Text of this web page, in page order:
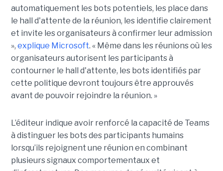
automatiquement les bots potentiels, les place dans
le hall d'attente de la réunion, les identifie clairement
et invite les organisateurs à confirmer leur admission
», explique Microsoft. « Même dans les réunions où les
organisateurs autorisent les participants à
contourner le hall d'attente, les bots identifiés par
cette politique devront toujours être approuvés
avant de pouvoir rejoindre la réunion. »
L’éditeur indique avoir renforcé la capacité de Teams
à distinguer les bots des participants humains
lorsqu’ils rejoignent une réunion en combinant
plusieurs signaux comportementaux et